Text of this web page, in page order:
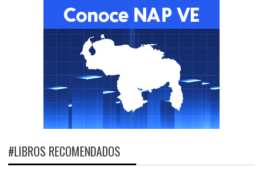
#LIBROS RECOMENDADOS